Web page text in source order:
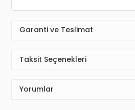
Garanti ve Teslimat
Taksit Seçenekleri
Yorumlar